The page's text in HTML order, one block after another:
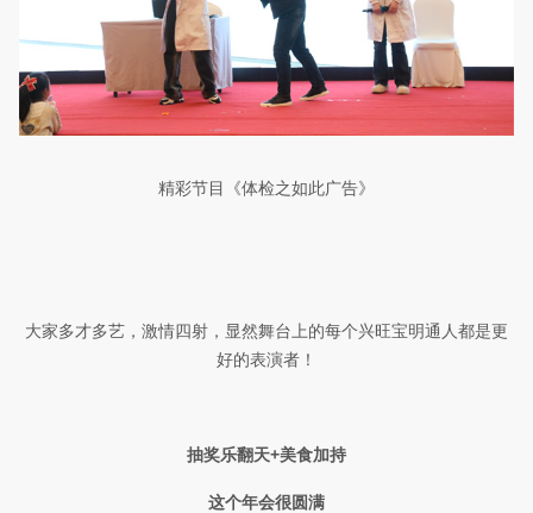
精彩节目《体检之如此广告》
大家多才多艺，激情四射，显然舞台上的每个兴旺宝明通人都是更
好的表演者！
抽奖乐翻天+美食加持
这个年会很圆满